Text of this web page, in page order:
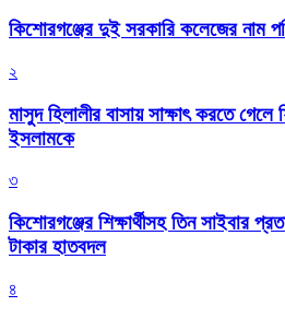
কিশোরগঞ্জের দুই সরকারি কলেজের নাম
২
মাসুদ হিলালীর বাসায় সাক্ষাৎ করতে
ইসলামকে
৩
কিশোরগঞ্জের শিক্ষার্থীসহ তিন সাইবার
টাকার হাতবদল
৪